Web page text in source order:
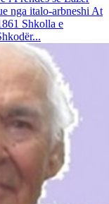
nga italo-arbneshi At
Shkolla e